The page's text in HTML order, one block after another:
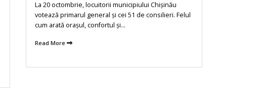
La 20 octombrie, locuitorii municipiului Chișinău
votează primarul general și cei 51 de consilieri. Felul
cum arată orașul, confortul și...
Read More